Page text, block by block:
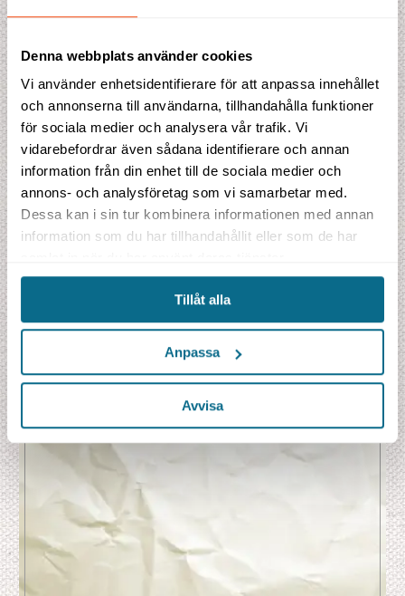
Denna webbplats använder cookies
Vi använder enhetsidentifierare för att anpassa innehållet
och annonserna till användarna, tillhandahålla funktioner
för sociala medier och analysera vår trafik. Vi
vidarebefordrar även sådana identifierare och annan
information från din enhet till de sociala medier och
annons- och analysföretag som vi samarbetar med.
Dessa kan i sin tur kombinera informationen med annan
information som du har tillhandahållit eller som de har
Tillåt alla
Anpassa
Avvisa
Indikationspris
53 090 SEK
Detta ingår i priset
9 hotellnätter
Flyg från Skandinavien t/r i ekonomiklass
Transfers och utflykter enligt program
Storstad Djur & natur Kultur